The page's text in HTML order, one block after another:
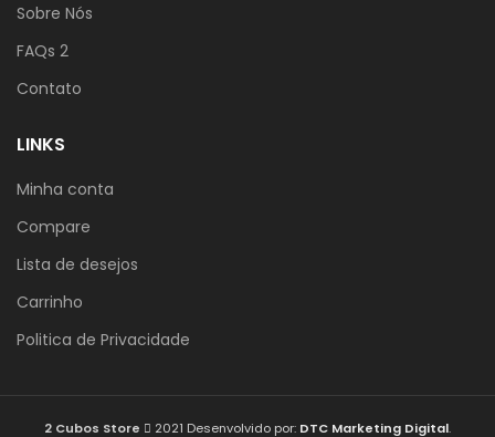
Sobre Nós
FAQs 2
Contato
LINKS
Minha conta
Compare
Lista de desejos
Carrinho
Politica de Privacidade
2 Cubos Store 2021 Desenvolvido por: DTC Marketing Digital.